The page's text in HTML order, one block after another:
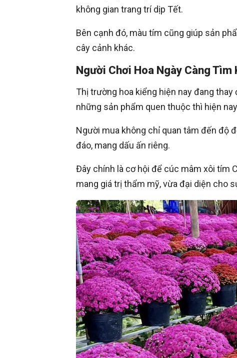
không gian trang trí dịp Tết.
Bên cạnh đó, màu tím cũng giúp sản
cây cảnh khác.
Người Chơi Hoa Ngày Càng
Thị trường hoa kiểng hiện nay đang
những sản phẩm quen thuộc thì hiện
Người mua không chỉ quan tâm đến độ
đáo, mang dấu ấn riêng.
Đây chính là cơ hội để cúc mâm xôi tím
mang giá trị thẩm mỹ, vừa đại diện cho